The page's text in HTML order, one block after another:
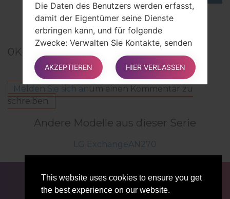
This website uses cookies to ensure you get
the best experience on our website.
TOP 5 SECRET CODES for LG!
0Kommentare
Melden Sie sich anum einen Kommentar zu
schreiben.
Andere Modelle aus dieser Serie
LG ExchangeAN270
Die Daten des Benutzers werden erfasst,
damit der Eigentümer seine Dienste
erbringen kann, und für folgende
Zwecke: Verwalten Sie Kontakte, senden
Sie Nachrichten und kommentieren Sie
den Inhalt.
In den entsprechenden Abschnitten
zusätzliche detaillierte Informationen
zum Zweck der Verarbeitung und die für
jedes Ziel verwendeten spezifischen
Ausführliche Informationen zum
AKZEPTIEREN HIER VERLASSEN